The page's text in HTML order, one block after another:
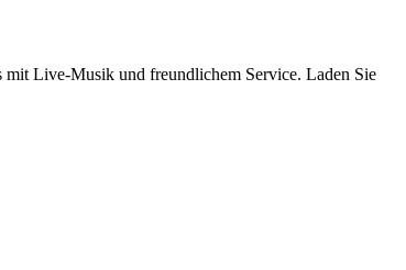
mit Live-Musik und freundlichem Service. Laden Sie